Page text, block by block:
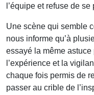
l’équipe et refuse de
Une scène qui semble
nous informe qu’à
essayé la même
l’expérience et la
chaque fois permis de
passer au crible de